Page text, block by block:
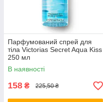
Парфумований спрей для
тіла Victorias Secret Aqua Kiss
250 мл
В наявності
158 ₴ 225,50 ₴